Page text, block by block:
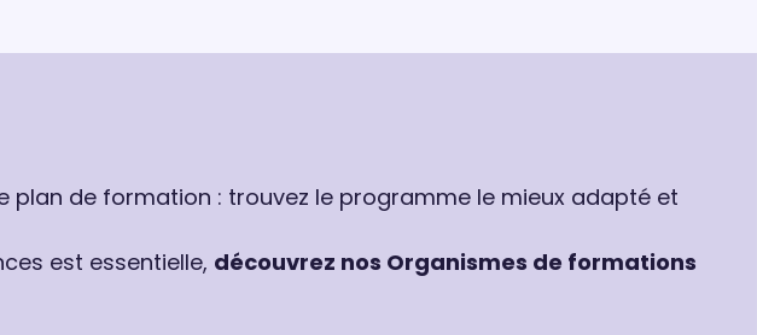
de formation : trouvez le programme le mieux adapté et
est essentielle, découvrez nos Organismes de formations